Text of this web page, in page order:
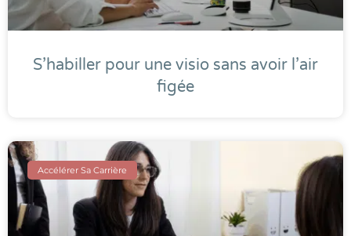
S’habiller pour une visio sans avoir l’air
figée
Accélérer Sa Carrière